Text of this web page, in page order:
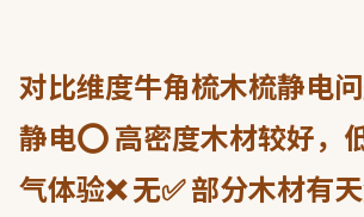
对比维度牛角梳木梳静电
静电⭕ 高密度木材较好，
气体验❌ 无✅ 部分木材有